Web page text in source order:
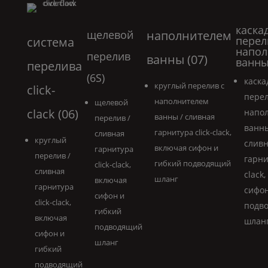
система
перелива
click-
clack (06)
круглый
перелив /
сливная
гарнитура
click-clack,
включая
сифон и
гибкий
подводящий
щелевой
перелив
(6S)
щелевой
перелив /
сливная
гарнитура
click-clack,
включая
сифон и
гибкий
подводящий
шланг
наполнителем
ванны (07)
круглый перелив с
наполнителем
ванны / сливная
гарнитура click-clack,
включая сифон и
гибкий подводящий
шланг